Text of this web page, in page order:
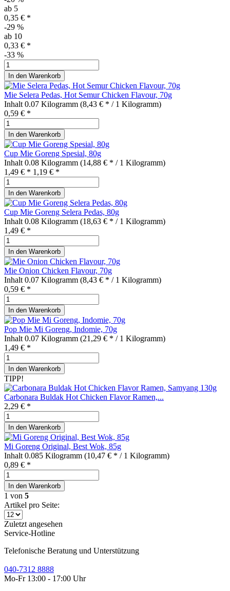
ab 5
0,35 € *
-29 %
ab 10
0,33 € *
-33 %
In den Warenkorb
Mie Selera Pedas, Hot Semur Chicken Flavour, 70g
Inhalt 0.07 Kilogramm (8,43 € * / 1 Kilogramm)
0,59 € *
In den Warenkorb
Cup Mie Goreng Spesial, 80g
Inhalt 0.08 Kilogramm (14,88 € * / 1 Kilogramm)
1,49 € * 1,19 € *
In den Warenkorb
Cup Mie Goreng Selera Pedas, 80g
Inhalt 0.08 Kilogramm (18,63 € * / 1 Kilogramm)
1,49 € *
In den Warenkorb
Mie Onion Chicken Flavour, 70g
Inhalt 0.07 Kilogramm (8,43 € * / 1 Kilogramm)
0,59 € *
In den Warenkorb
Pop Mie Mi Goreng, Indomie, 70g
Inhalt 0.07 Kilogramm (21,29 € * / 1 Kilogramm)
1,49 € *
In den Warenkorb
TIPP!
Carbonara Buldak Hot Chicken Flavor Ramen,...
2,29 € *
In den Warenkorb
Mi Goreng Original, Best Wok, 85g
Inhalt 0.085 Kilogramm (10,47 € * / 1 Kilogramm)
0,89 € *
In den Warenkorb
1 von 5
Artikel pro Seite:
Zuletzt angesehen
Service-Hotline
Telefonische Beratung und Unterstützung
040-7312 8888
Mo-Fr 13:00 - 17:00 Uhr